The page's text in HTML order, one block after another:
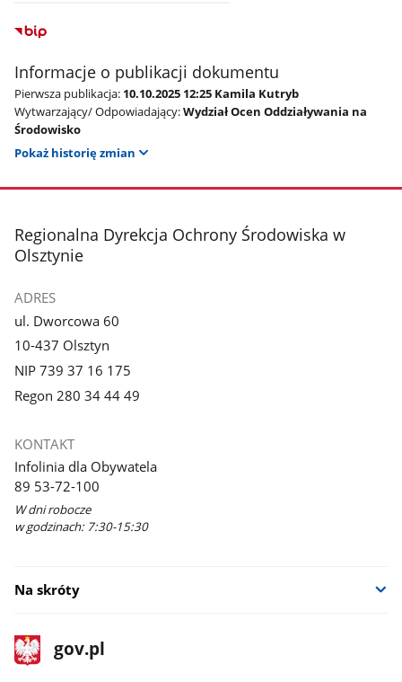
Informacje o publikacji dokumentu
Pierwsza publikacja: 10.10.2025 12:25 Kamila Kutryb
Wytwarzający/ Odpowiadający:Wydział Ocen Oddziaływania na
Środowisko
Pokaż historię zmian
stopka
Regionalna Dyrekcja Ochrony Środowiska w
Olsztynie
ADRES
ul. Dworcowa 60
10-437 Olsztyn
NIP 739 37 16 175
Regon 280 34 44 49
KONTAKT
Infolinia dla Obywatela
89 53-72-100
W dni robocze
w godzinach: 7:30-15:30
Na skróty
stopka
gov.pl
Strona
gov.pl